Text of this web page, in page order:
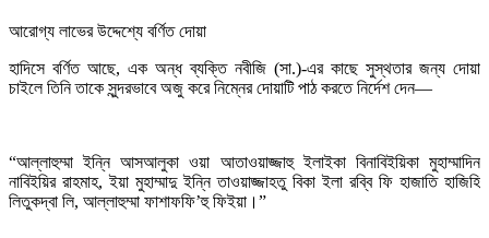
আরোগ্য লাভের উদ্দেশ্যে বর্ণিত দোয়া
হাদিসে বর্ণিত আছে, এক অন্ধ ব্যক্তি নবীজি (সা.)-এর কাছে সুস্থতার জন্য দোয়া
চাইলে তিনি তাকে সুন্দরভাবে অজু করে নিম্নের দোয়াটি পাঠ করতে নির্দেশ দেন—
“আল্লাহুম্মা ইন্নি আসআলুকা ওয়া আতাওয়াজ্জাহু ইলাইকা বিনাবিইয়িকা মুহাম্মাদিন
নাবিইয়ির রাহমাহ, ইয়া মুহাম্মাদু ইন্নি তাওয়াজ্জাহতু বিকা ইলা রব্বি ফি হাজাতি হাজিহি
লিতুকদ্বা লি, আল্লাহুম্মা ফাশাফফি’হু ফিইয়া।”